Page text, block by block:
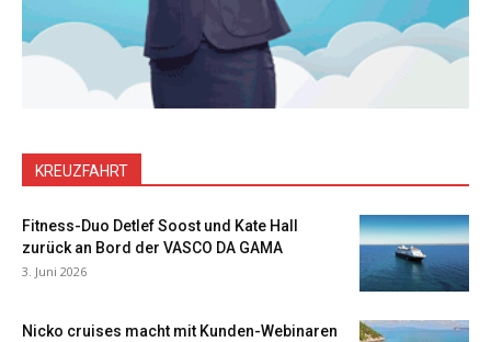
KREUZFAHRT
Fitness-Duo Detlef Soost und Kate Hall
zurück an Bord der VASCO DA GAMA
3. Juni 2026
Nicko cruises macht mit Kunden-Webinaren